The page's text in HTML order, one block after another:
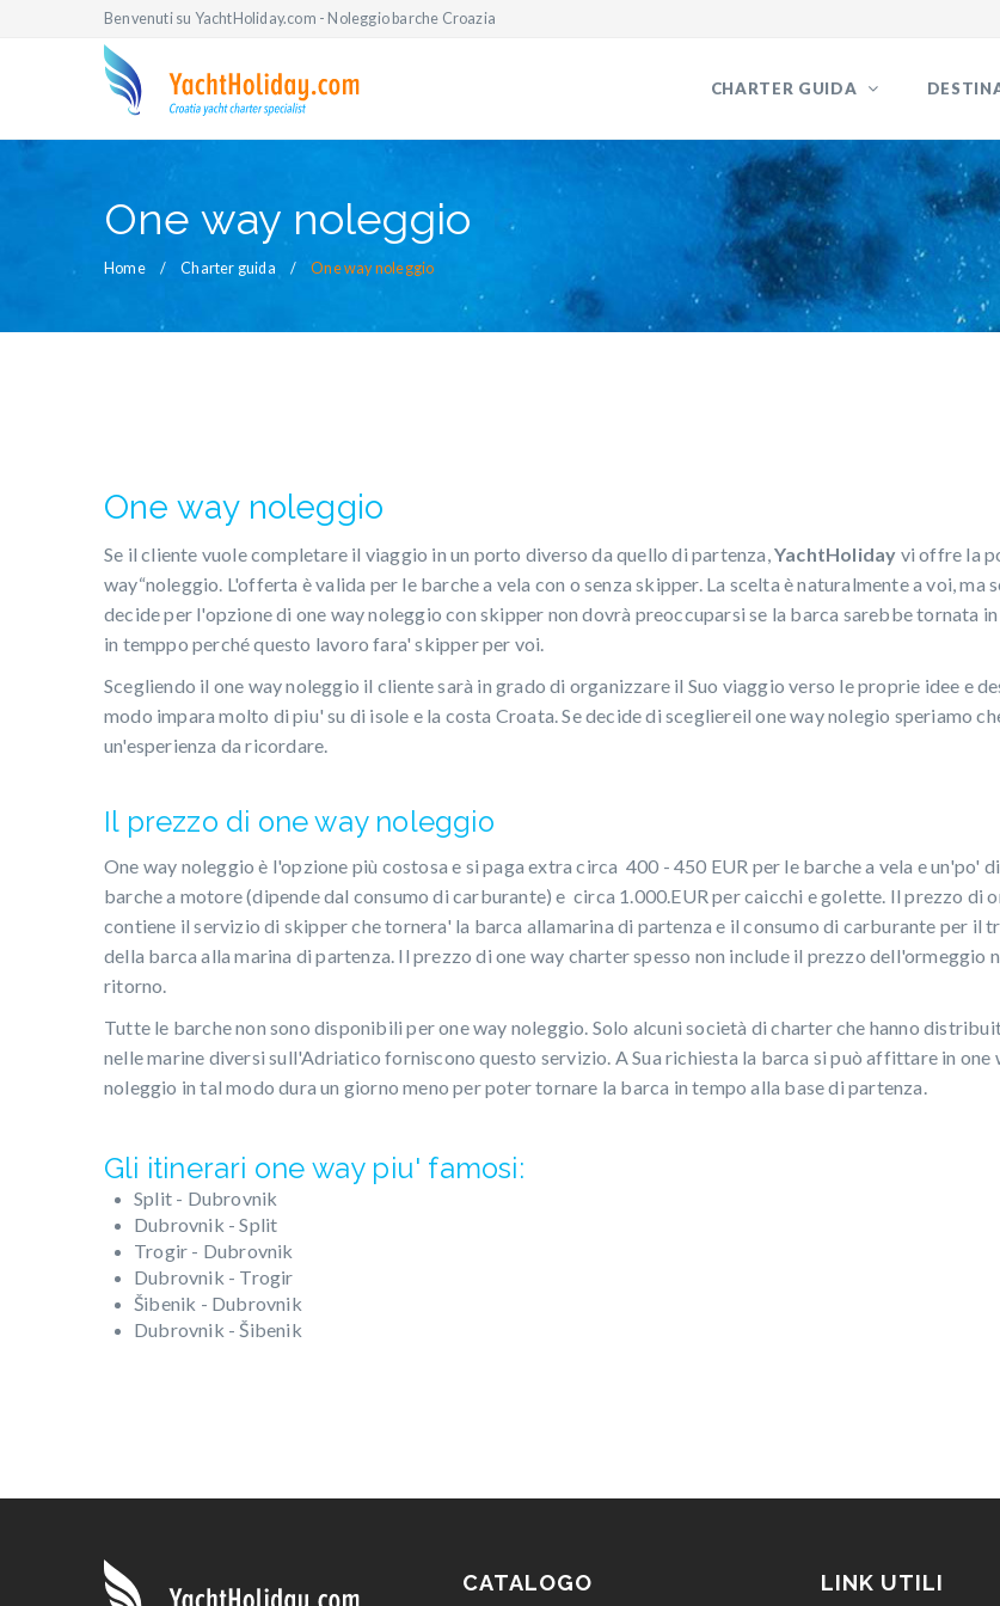
Benvenuti su YachtHoliday.com - Noleggio barche Croazia
CHARTER GUIDA
One way noleggio
Home Charter guida One way noleggio
One way noleggio
Se il cliente vuole completare il viaggio in un porto diverso da quello di partenza,YachtHoliday vi offre la
way“noleggio. L'offerta è valida per le barche a vela con o senza skipper. La scelta è naturalmente a voi, ma
decide per l'opzione di one way noleggio con skipper non dovrà preoccuparsi se la barca sarebbe tornata
in temppo perché questo lavoro fara' skipper per voi.
Scegliendo il one way noleggio il cliente sarà in grado di organizzare il Suo viaggio verso le proprie idee e
modo impara molto di piu' su di isole e la costa Croata. Se decide di scegliereil one way nolegio speriamo
un'esperienza da ricordare.
Il prezzo di one way noleggio
One way noleggio è l'opzione più costosa e si paga extra circa 400 - 450 EUR per le barche a vela e un'po'
barche a motore (dipende dal consumo di carburante) e circa 1.000.EUR per caicchi e golette. Il prezzo di
contiene il servizio di skipper che tornera' la barca allamarina di partenza e il consumo di carburante per il
della barca alla marina di partenza. Il prezzo di one way charter spesso non include il prezzo dell'ormeggio
ritorno.
Tutte le barche non sono disponibili per one way noleggio. Solo alcuni società di charter che hanno
nelle marine diversi sull'Adriatico forniscono questo servizio. A Sua richiesta la barca si può affittare in one
noleggio in tal modo dura un giorno meno per poter tornare la barca in tempo alla base di partenza.
Gli itinerari one way piu' famosi:
Split - Dubrovnik
Dubrovnik - Split
Trogir - Dubrovnik
Dubrovnik - Trogir
Šibenik - Dubrovnik
Dubrovnik - Šibenik
CATALOGO LINK UTILI